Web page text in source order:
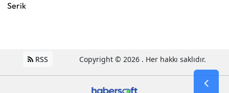
Serik
RSS Copyright © 2026 . Her hakkı saklıdır.